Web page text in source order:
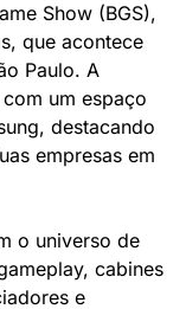
Show (BGS),
que acontece
Paulo. A
um espaço
destacando
empresas em
o universo de
cabines
e